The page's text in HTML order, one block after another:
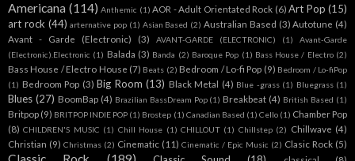
Americana (114) Anthemic (1) AOR - Adult Orientated Rock (6) Art Pop (15)
art rock (44) arternative pop (1) Asian Based (2) Australian Based (3) Autotune (4)
Avant - Garde (Electronic)
(3) AVANT-GARDE (ELECTRONIC) (1)
Avant-Garde
(Electronic).Electronic (1) Balada (3) Banda (2) Baroque Pop (1) Bass House / Electro (2)
Bass House / Electro House (7) Beats (2) Bedroom / Lo-fi Pop (9) Bedroom / Lo-fiPop
(1) Bedroom Pop (3) Big Room (13) Black Metal (4) Blue -grass (1) Bluegrass (1)
Blues (27) BoomBap (4) Brazilian BassDream Pop (1) Breakbeat (4) British Based (1)
Britpop (9) BRITPOP INDIE POP (1) Brostep (1) Canadian Based (1) Cello (1) Chamber Pop
(8) CHILDREN'S MUSIC (1) Chill House (1) CHILLOUT (1) Chillstep (2) Chillwave (4)
Christian (9) Christmas (2) Cinematic (11) Cinematic / Epic Music (2) Clasic Rock (5)